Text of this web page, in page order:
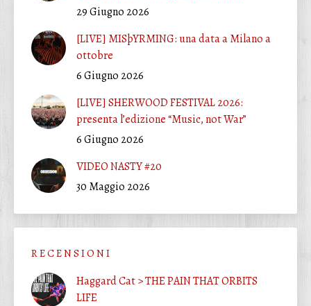
29 Giugno 2026
[LIVE] MISþYRMING: una data a Milano a
ottobre
6 Giugno 2026
[LIVE] SHERWOOD FESTIVAL 2026:
presenta l’edizione “Music, not War”
6 Giugno 2026
VIDEO NASTY #20
30 Maggio 2026
R E C E N S I O N I
Haggard Cat > THE PAIN THAT ORBITS
LIFE